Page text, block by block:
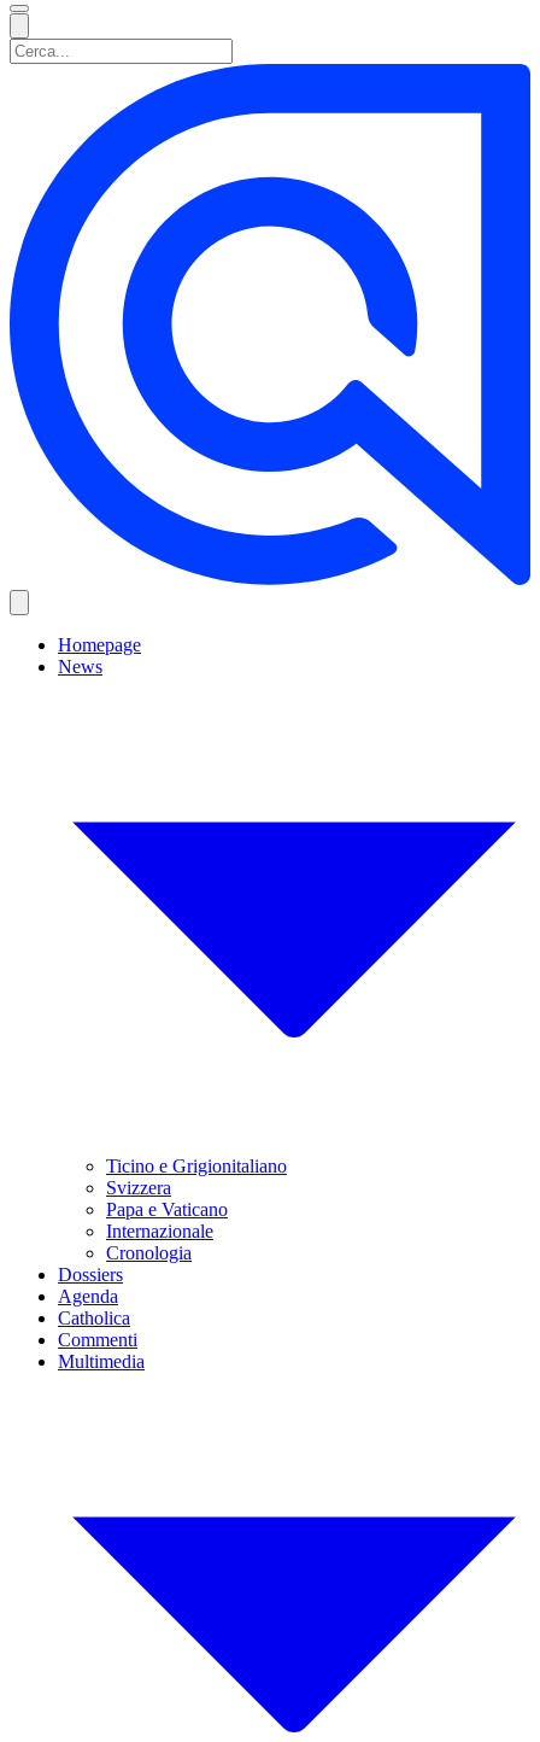
Homepage
News
Ticino e Grigionitaliano
Svizzera
Papa e Vaticano
Internazionale
Cronologia
Dossiers
Agenda
Catholica
Commenti
Multimedia